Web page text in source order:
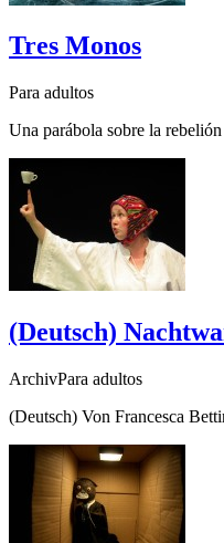
Tres Monos
Para adultos
Una parábola sobre la
(Deutsch)
ArchivPara adultos
(Deutsch) Von Francesca